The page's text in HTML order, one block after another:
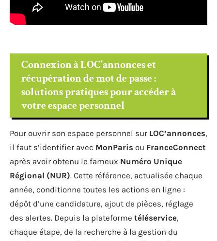
Connexion à LOC’annonces et
récupération de mot de passe :
solutions pratiques pour accéder à
votre espace personnel
Pour ouvrir son espace personnel sur LOC’annonces,
il faut s’identifier avec MonParis ou FranceConnect
après avoir obtenu le fameux Numéro Unique
Régional (NUR). Cette référence, actualisée chaque
année, conditionne toutes les actions en ligne :
dépôt d’une candidature, ajout de pièces, réglage
des alertes. Depuis la plateforme téléservice,
chaque étape, de la recherche à la gestion du